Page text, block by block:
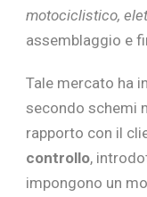
motociclistico,
assemblaggio e
Tale mercato ha
secondo schemi
rapporto con il
controllo,
impongono un